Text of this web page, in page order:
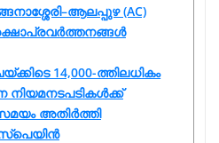
(AC)
14,000-ത്തിലധികം
നിയമനടപടികൾക്ക്
അതിർത്തി
സ്പെയിൻ